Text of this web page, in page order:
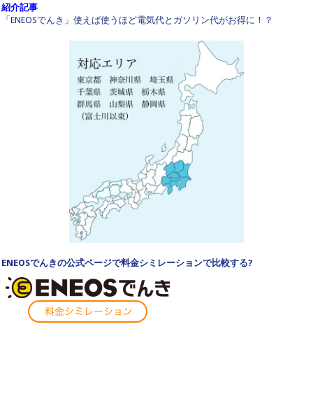
紹介記事
「ENEOSでんき」使えば使うほど電気代とガソリン代がお得に！？
ENEOSでんきの公式ページで料金シミレーションで比較する?